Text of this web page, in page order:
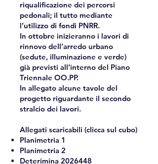
riqualificazione dei percorsi
pedonali; il tutto mediante
l’utilizzo di fondi PNRR.
In ottobre inizieranno i lavori di
rinnovo dell’arredo urbano
(sedute, illuminazione e verde)
già previsti all’interno del Piano
Triennale OO.PP.
In allegato alcune tavole del
progetto riguardante il secondo
stralcio dei lavori.
Allegati scaricabili (clicca sul cubo)
Planimetria 1
Planimetria 2
Deterimina 2026448